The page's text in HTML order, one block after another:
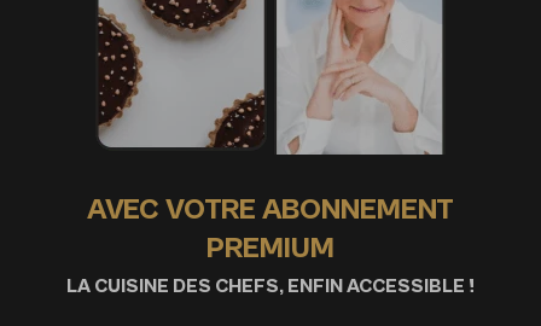
AVEC VOTRE ABONNEMENT
PREMIUM
LA CUISINE DES CHEFS, ENFIN ACCESSIBLE !